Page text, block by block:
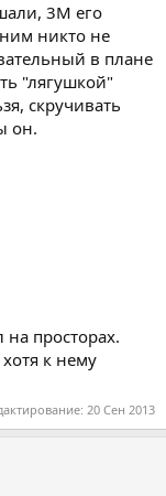
3М его
ним никто не
в плане
"лягушкой"
скручивать
он.
просторах.
к нему
20 Сен 2013